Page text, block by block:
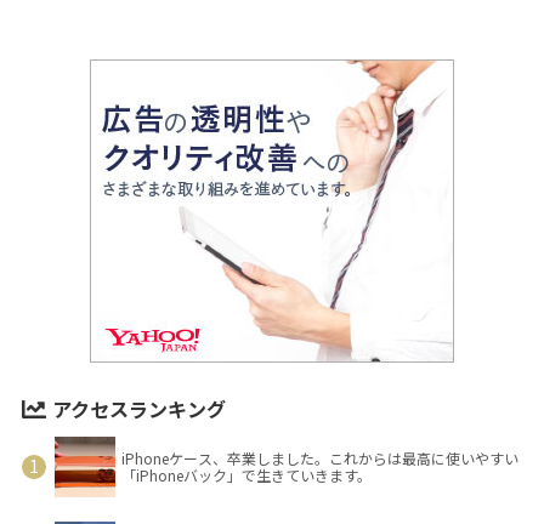
アクセスランキング
iPhoneケース、卒業しました。これからは最高に使いやすい
「iPhoneバック」で生きていきます。